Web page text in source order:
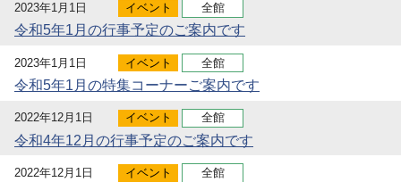
2023年1月1日 イベント 全館
令和5年1月の行事予定のご案内です
2023年1月1日 イベント 全館
令和5年1月の特集コーナーご案内です
2022年12月1日 イベント 全館
令和4年12月の行事予定のご案内です
2022年12月1日 イベント 全館